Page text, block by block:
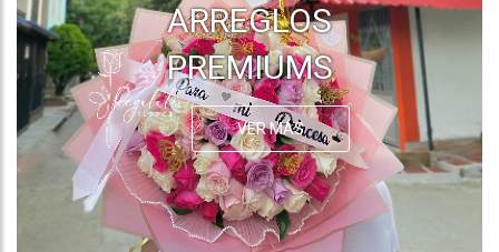
VER MÁS
ARREGLOS
PREMIUMS